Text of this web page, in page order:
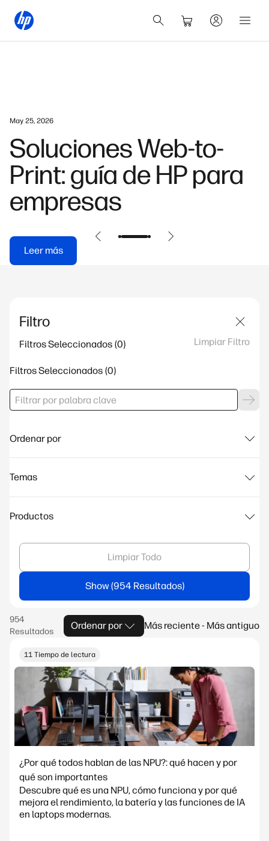
May 25, 2026
Soluciones Web-to-
Print: guía de HP para
empresas
Leer más
Filtro
Filtros Seleccionados Limpiar Filtro
Filtros Seleccionados
Ordenar por
Temas
Productos
Limpiar Todo
Show
Ordenar por Más reciente - Más antiguo
11 Tiempo de lectura
¿Por qué todos hablan de las NPU?: qué hacen y por
qué son importantes
Descubre qué es una NPU, cómo funciona y por qué
mejora el rendimiento, la batería y las funciones de IA
en laptops modernas.